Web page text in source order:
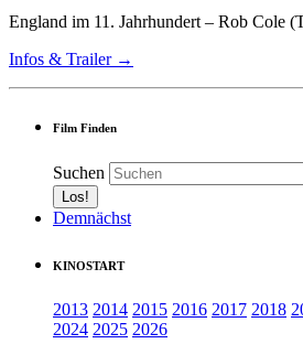
England im 11. Jahrhundert – Rob Cole
Infos & Trailer →
Film Finden
Suchen
Demnächst
KINOSTART
2013 2014 2015 2016 2017 2018
2024 2025 2026